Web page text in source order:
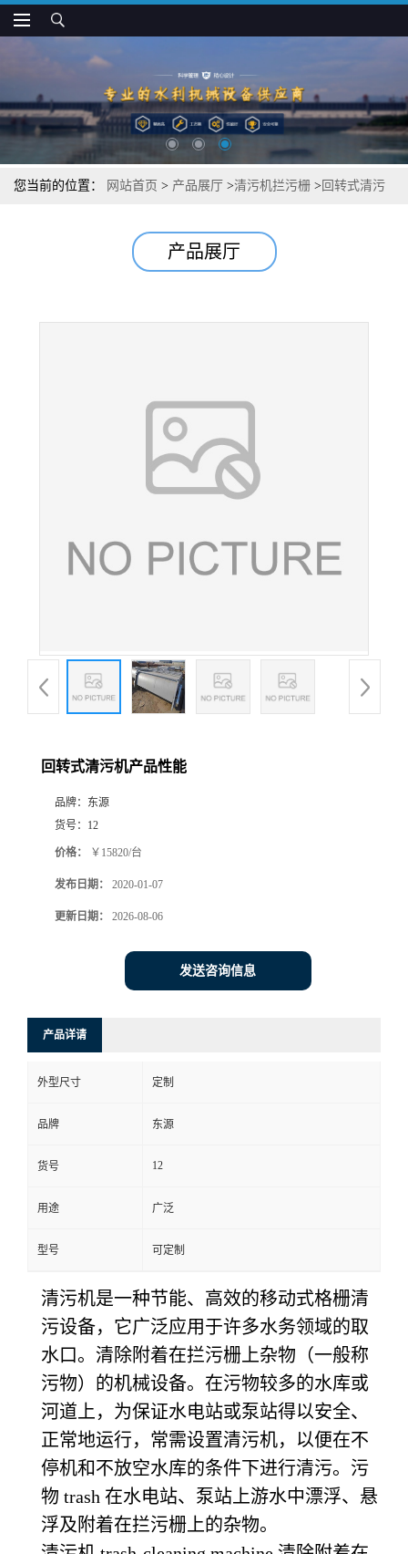
您当前的位置： 网站首页 > 产品展厅 >清污机拦污栅 > 回转式清污
产品展厅
回转式清污机产品性能
品牌： 东源
货号： 12
价格： ￥15820/台
发布日期： 2020-01-07
更新日期： 2026-08-06
发送咨询信息
产品详请
外型尺寸 定制
品牌 东源
货号 12
用途 广泛
型号 可定制
清污机是一种节能、高效的移动式格栅清
污设备，它广泛应用于许多水务领域的取
水口。清除附着在拦污栅上杂物（一般称
污物）的机械设备。在污物较多的水库或
河道上，为保证水电站或泵站得以安全、
正常地运行，常需设置清污机，以便在不
停机和不放空水库的条件下进行清污。污
物 trash 在水电站、泵站上游水中漂浮、悬
浮及附着在拦污栅上的杂物。